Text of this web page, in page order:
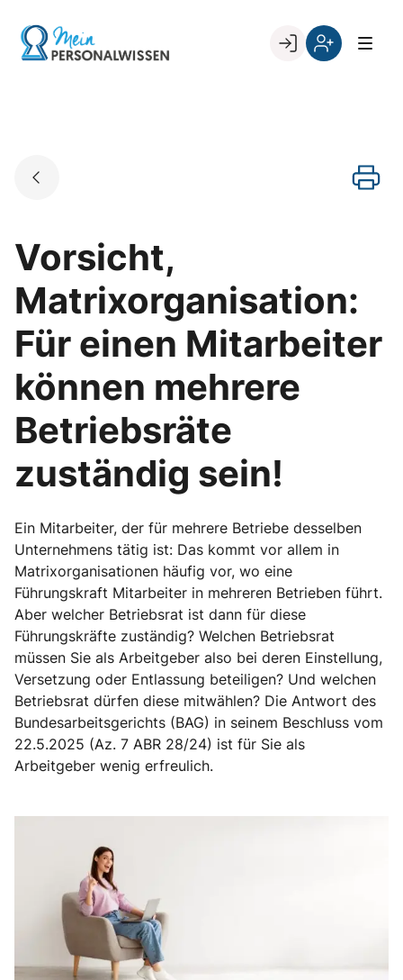
content
Go to landing page.
Vorsicht,
Matrixorganisation:
Für einen Mitarbeiter
können mehrere
Betriebsräte
zuständig sein!
Ein Mitarbeiter, der für mehrere Betriebe desselben
Unternehmens tätig ist: Das kommt vor allem in
Matrixorganisationen häufig vor, wo eine
Führungskraft Mitarbeiter in mehreren Betrieben führt.
Aber welcher Betriebsrat ist dann für diese
Führungskräfte zuständig? Welchen Betriebsrat
müssen Sie als Arbeitgeber also bei deren Einstellung,
Versetzung oder Entlassung beteiligen? Und welchen
Betriebsrat dürfen diese mitwählen? Die Antwort des
Bundesarbeitsgerichts (BAG) in seinem Beschluss vom
22.5.2025 (Az. 7 ABR 28/24) ist für Sie als
Arbeitgeber wenig erfreulich.